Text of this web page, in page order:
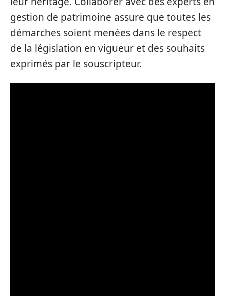
gestion de patrimoine assure que toutes les
démarches soient menées dans le respect
de la législation en vigueur et des souhaits
exprimés par le souscripteur.